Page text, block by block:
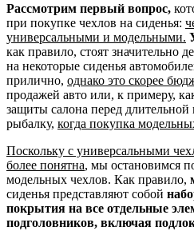
Рассмотрим первый вопрос,
при покупке чехлов на сиденья:
универсальными и модельными.
как правило, стоят значительно
на некоторые сиденья
прилично, однако это скорее
продажей авто или, к примеру,
защиты салона перед длительной
рыбалку, когда покупка
Поскольку с универсальными
более понятна, мы остановимся
модельных чехлов. Как правило,
сиденья представляют собой
покрытия на все отдельные
подголовников, включая